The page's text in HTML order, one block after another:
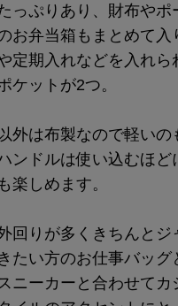
っぷりあり、財布やポ
お弁当箱もまとめて入
定期入れなどを入れら
ケットが2つ。
外は布製なので軽いの
ンドルは使い込むほど
楽しめます。
回りが多くきちんとジ
たい方のお仕事バッグ
ニーカーと合わせてカ